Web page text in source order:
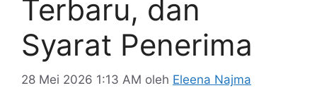
Terbaru, dan
Syarat Penerima
28 Mei 2026 1:13 AM oleh Eleena Najma